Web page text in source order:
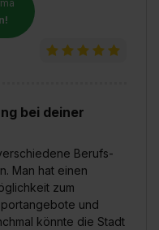
bei deiner
Berufs-
Man hat einen
zum
und
könnte die Stadt